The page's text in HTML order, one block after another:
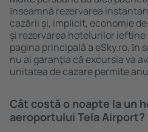
ȋnseamnă rezervarea
cazării şi, implicit, economie
și rezervarea hotelurilor
pagina principală a eSky.ro, ȋn
nu ai garanţia că excursia va
unitatea de cazare permite
Cât costă o noapte la un
aeroportului Tela Airport?